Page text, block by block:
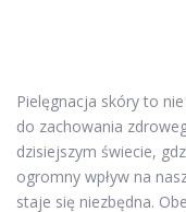
Pielęgnacja skóry to
do zachowania
dzisiejszym świecie,
ogromny wpływ na
staje się niezbędna.